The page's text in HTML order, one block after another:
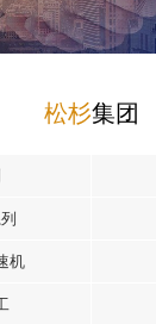
松杉集团
机